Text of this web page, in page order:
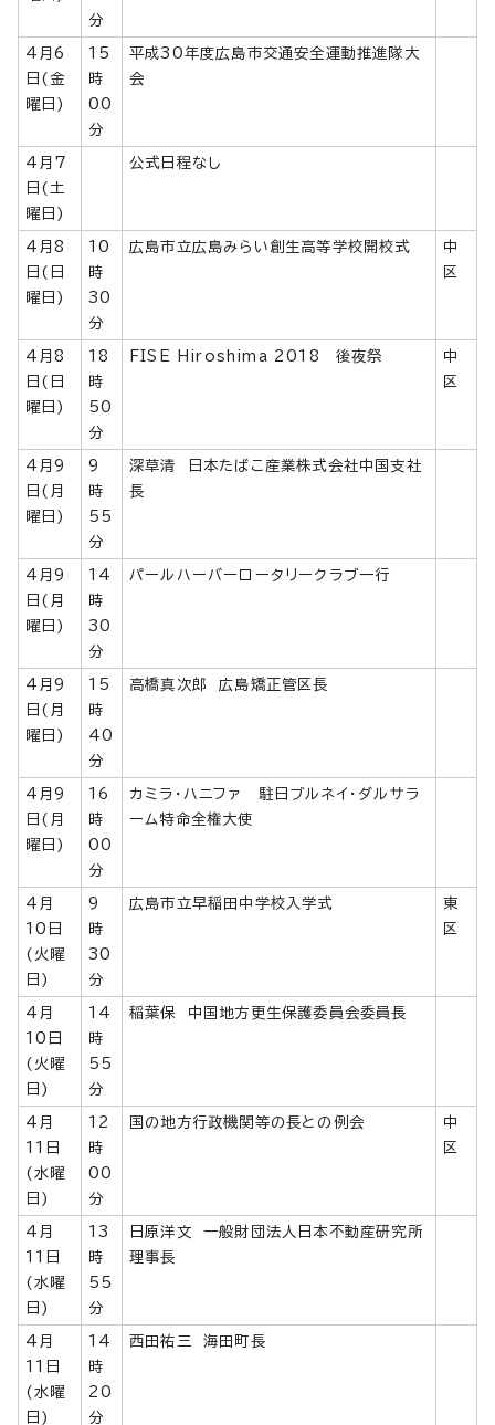
分
4月6
日(金
曜日)
15
時
00
分
平成30年度広島市交通安全運動推進隊大
会
4月7
日(土
曜日)
公式日程なし
4月8
日(日
曜日)
10
時
30
分
広島市立広島みらい創生高等学校開校式
中
区
4月8
日(日
曜日)
18
時
50
分
FISE Hiroshima 2018 後夜祭
中
区
4月9
日(月
曜日)
9
時
55
分
深草清 日本たばこ産業株式会社中国支社
長
4月9
日(月
曜日)
14
時
30
分
パールハーバーロータリークラブ一行
4月9
日(月
曜日)
15
時
40
分
高橋真次郎 広島矯正管区長
4月9
日(月
曜日)
16
時
00
分
カミラ・ハニファ 駐日ブルネイ・ダルサラ
ーム特命全権大使
4月
10日
(火曜
日)
9
時
30
分
広島市立早稲田中学校入学式
東
区
4月
10日
(火曜
日)
14
時
55
分
稲葉保 中国地方更生保護委員会委員長
4月
11日
(水曜
日)
12
時
00
分
国の地方行政機関等の長との例会
中
区
4月
11日
(水曜
日)
13
時
55
分
日原洋文 一般財団法人日本不動産研究所
理事長
4月
11日
(水曜
日)
14
時
20
分
西田祐三 海田町長